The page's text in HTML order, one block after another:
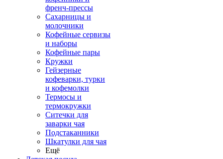
френч-прессы
Сахарницы и
молочники
Кофейные сервизы
и наборы
Кофейные пары
Кружки
Гейзерные
кофеварки, турки
и кофемолки
Термосы и
термокружки
Ситечки для
заварки чая
Подстаканники
Шкатулки для чая
Ещё